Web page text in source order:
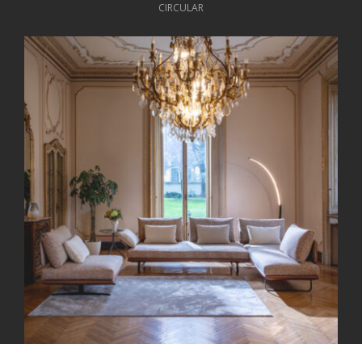
CIRCULAR